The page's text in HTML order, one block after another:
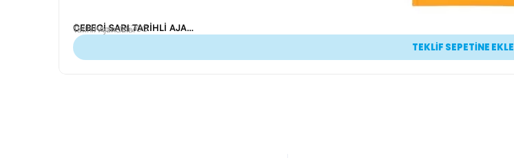
CEBECİ SARI TARİHLİ AJANDA (17X24 CM)
Ürün Kodu: 25700
Tarihli Ajandalar
TEKLİF SEPETİNE EKLE